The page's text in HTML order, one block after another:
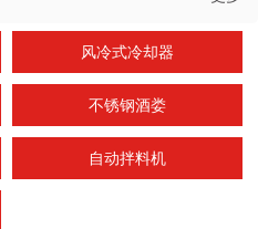
风冷式冷却器
不锈钢酒娄
自动拌料机